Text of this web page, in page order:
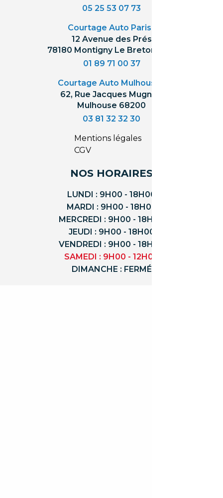
05 25 53 07 73
Courtage Auto Paris
12 Avenue des Prés
78180 Montigny Le Bretonneux
01 89 71 00 37
Courtage Auto Mulhouse
62, Rue Jacques Mugnier
Mulhouse 68200
03 81 32 32 30
Mentions légales
CGV
NOS HORAIRES
LUNDI : 9H00 - 18H00
MARDI : 9H00 - 18H00
MERCREDI : 9H00 - 18H00
JEUDI : 9H00 - 18H00
VENDREDI : 9H00 - 18H00
SAMEDI : 9H00 - 12H00
DIMANCHE : FERMÉ